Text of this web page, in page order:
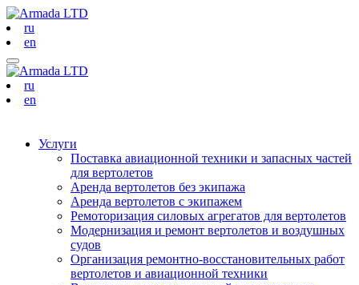
ru
en
ru
en
Услуги
Поставка авиационной техники и запасных частей
для вертолетов
Аренда вертолетов без экипажа
Аренда вертолетов с экипажем
Ремоторизация силовых агрегатов для вертолетов
Модернизация и ремонт вертолетов и воздушных
судов
Организация ремонтно-восстановительных работ
вертолетов и авиационной техники